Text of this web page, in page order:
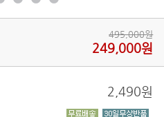
495,000원
249,000원
2,490원